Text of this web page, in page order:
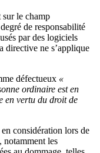
sur le champ
de responsabilité
par des logiciels
directive ne s’applique
défectueux «
ordinaire est en
en vertu du droit de
considération lors de
notamment les